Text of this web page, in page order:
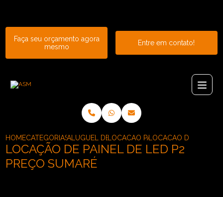
Faça seu orçamento agora
mesmo
Entre em contato!
HOMECATEGORIASALUGUEL DE PAINELLOCACAO PAINEL DE LED INDOOR
LOCACAO DE PAINEL
LOCAÇÃO DE PAINEL DE LED P2
PREÇO SUMARÉ